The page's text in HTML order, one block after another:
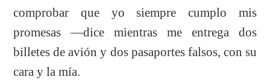
comprobar que yo siempre cumplo mis
promesas —dice mientras me entrega dos
billetes de avión y dos pasaportes falsos, con su
cara y la mía.